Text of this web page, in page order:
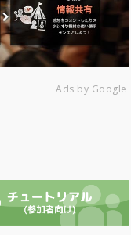
Ads by Google